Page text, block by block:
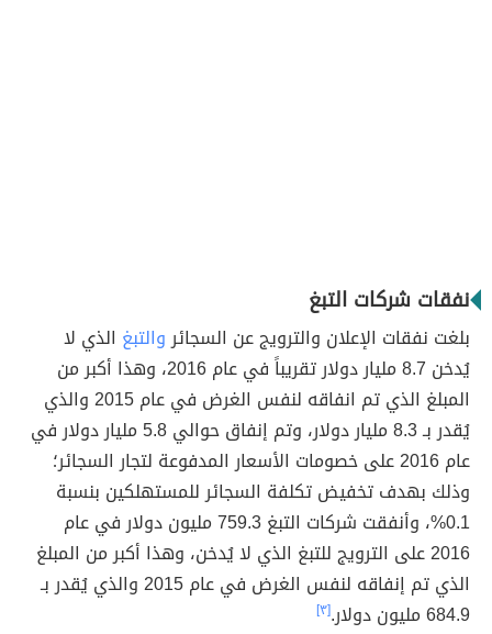
نفقات شركات التبغ
بلغت نفقات الإعلان والترويج عن السجائروالتبغ الذي لا
يُدخن 8.7 مليار دولار تقريباً في عام 2016، وهذا أكبر من
المبلغ الذي تم انفاقه لنفس الغرض في عام 2015 والذي
يُقدر بـ 8.3 مليار دولار، وتم إنفاق حوالي 5.8 مليار دولار في
عام 2016 على خصومات الأسعار المدفوعة لتجار السجائر؛
وذلك بهدف تخفيض تكلفة السجائر للمستهلكين بنسبة
0.1%، وأنفقت شركات التبغ 759.3 مليون دولار في عام
2016 على الترويج للتبغ الذي لا يُدخن، وهذا أكبر من المبلغ
الذي تم إنفاقه لنفس الغرض في عام 2015 والذي يُقدر بـ
684.9 مليون دولار.
[٣]